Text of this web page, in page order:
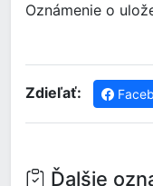
Oznámenie o
Zdieľať:
Ďalšie